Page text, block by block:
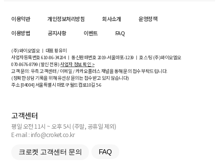
이용약관 개인정보처리방침 회사소개
운영정책
이용방법
공지사항 이벤트 FAQ
(주)와이오엘오 ㅣ 대표 황유미
사업자등록번호610-86-34204ㅣ 통신판매번호 2019-서울마포-1239 ㅣ 호스팅 (주)와이오엘오
070-8676-8799 (발신 전용)사업자 정보 확인 >
고객 문의: 우측 고객센터 / 이메일 / 카카오플러스 채널을 통해 문의 접수 부탁드립니다.
(정확한 상담 기록을 위해 유선상 문의는 접수받고 있지 않습니다)
주소 [04004] 서울특별시 마포구 월드컵로10길5-6
고객센터
평일 오전 11시 ~ 오후 5시 (주말, 공휴일 제외)
E-mail : info@croket.co.kr
크로켓 고객센터 문의 FAQ